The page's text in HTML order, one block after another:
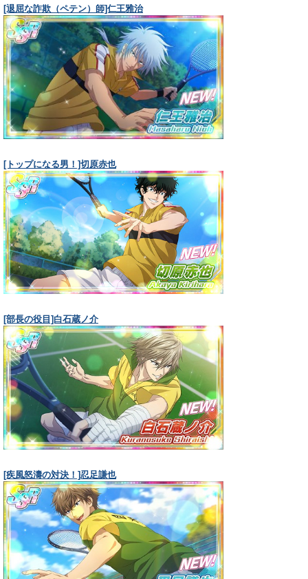
[退屈な詐欺（ペテン）師]仁王雅治
[トップになる男！]切原赤也
[部長の役目]白石蔵ノ介
[疾風怒濤の対決！]忍足謙也